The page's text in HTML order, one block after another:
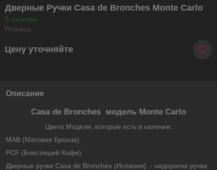
Дверные Ручки Casa de Bronches Monte Carlo
В наличии
Розница
Цену уточняйте
Описание
Casa de Bronches модель Monte Carlo
Цвета Модели, которые есть в наличии:
MAB (Матовая Бронза)
PCF (Блестящий Кофе)
Дверные ручки Casa de Bronches (Испания) - недорогие ручки